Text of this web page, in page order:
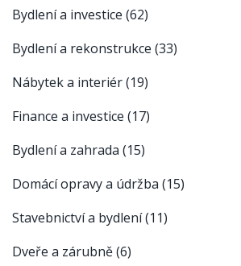
Bydlení a investice (62)
Bydlení a rekonstrukce (33)
Nábytek a interiér(19)
Finance a investice (17)
Bydlení a zahrada (15)
Domácí opravy a údržba (15)
Stavebnictví a bydlení(11)
Dveře a zárubně(6)